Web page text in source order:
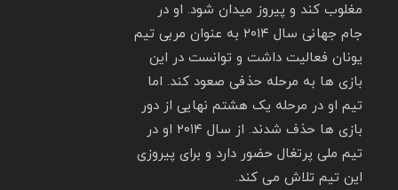
مغلوب کند و پیروز میدان شود. او در
جام جهانی سال ۲۰۱۴ به عنوان مربی تیم
یونان فعالیت داشت و توانست در این
بازی ها به مرحله حذفی صعود کند. اما
تیم او در مرحله یک هشتم نهایی از دور
بازی ها حذف شدند. از سال ۲۰۱۴ او در
تیم ملی پرتغال حضور دارد و برای پیروزی
این تیم تلاش می کند.